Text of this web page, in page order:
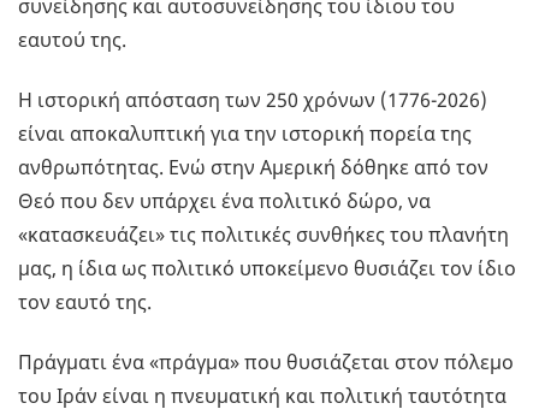
συνείδησης και αυτοσυνείδησης του ίδιου του
εαυτού της.
Η ιστορική απόσταση των 250 χρόνων (1776-2026)
είναι αποκαλυπτική για την ιστορική πορεία της
ανθρωπότητας. Ενώ στην Αμερική δόθηκε από τον
Θεό που δεν υπάρχει ένα πολιτικό δώρο, να
«κατασκευάζει» τις πολιτικές συνθήκες του πλανήτη
μας, η ίδια ως πολιτικό υποκείμενο θυσιάζει τον ίδιο
τον εαυτό της.
Πράγματι ένα «πράγμα» που θυσιάζεται στον πόλεμο
του Ιράν είναι η πνευματική και πολιτική ταυτότητα